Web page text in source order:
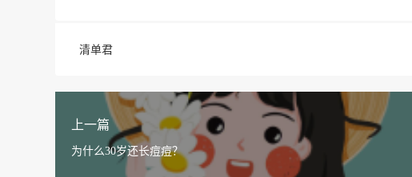
清单君
上一篇
为什么30岁还长痘痘？